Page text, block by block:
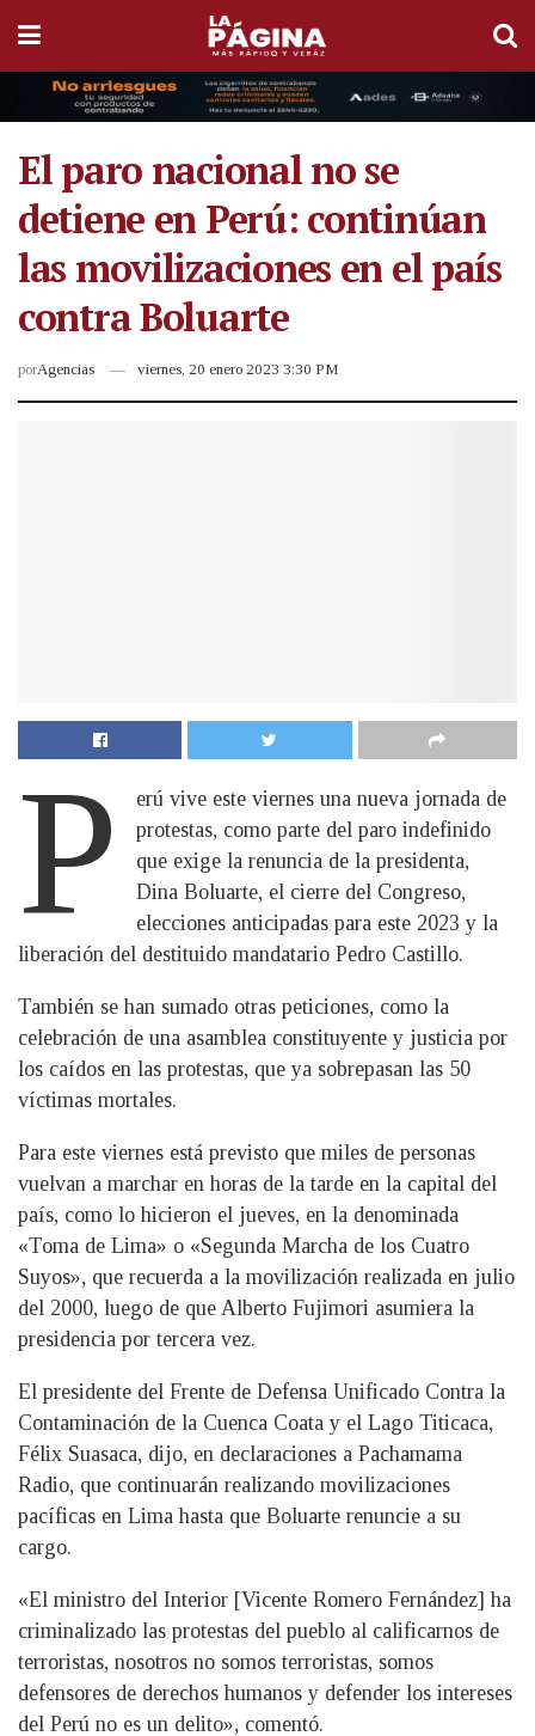
El paro nacional no se
detiene en Perú: continúan
las movilizaciones en el país
contra Boluarte
porAgencias viernes, 20 enero 2023 3:30 PM
P
erú vive este viernes una nueva jornada de
protestas, como parte del paro indefinido
que exige la renuncia de la presidenta,
Dina Boluarte, el cierre del Congreso,
elecciones anticipadas para este 2023 y la
liberación del destituido mandatario Pedro Castillo.
También se han sumado otras peticiones, como la
celebración de una asamblea constituyente y justicia por
los caídos en las protestas, que ya sobrepasan las 50
víctimas mortales.
Para este viernes está previsto que miles de personas
vuelvan a marchar en horas de la tarde en la capital del
país, como lo hicieron el jueves, en la denominada
«Toma de Lima» o «Segunda Marcha de los Cuatro
Suyos», que recuerda a la movilización realizada en julio
del 2000, luego de que Alberto Fujimori asumiera la
presidencia por tercera vez.
El presidente del Frente de Defensa Unificado Contra la
Contaminación de la Cuenca Coata y el Lago Titicaca,
Félix Suasaca, dijo, en declaraciones a Pachamama
Radio, que continuarán realizando movilizaciones
pacíficas en Lima hasta que Boluarte renuncie a su
cargo.
«El ministro del Interior [Vicente Romero Fernández] ha
criminalizado las protestas del pueblo al calificarnos de
terroristas, nosotros no somos terroristas, somos
defensores de derechos humanos y defender los intereses
del Perú no es un delito», comentó.